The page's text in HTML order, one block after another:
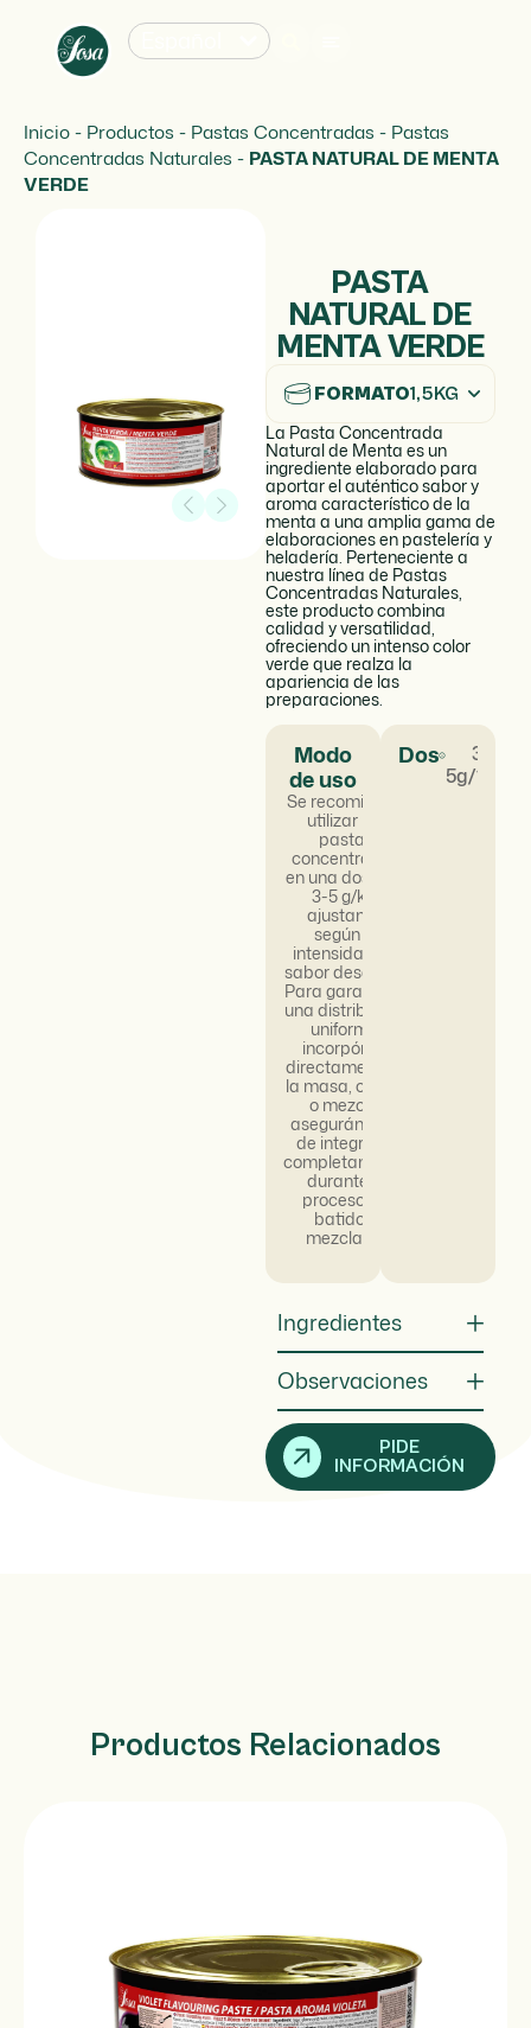
Inicio- Productos - Pastas Concentradas - Pastas
Concentradas Naturales - PASTA NATURAL DE MENTA
VERDE
PASTA
NATURAL DE
MENTA VERDE
FORMATO1,5KG
La Pasta Concentrada
Natural de Menta es un
ingrediente elaborado para
aportar el auténtico sabor y
aroma característico de la
menta a una amplia gama de
elaboraciones en pastelería y
heladería. Perteneciente a
nuestra línea de Pastas
Concentradas Naturales,
este producto combina
calidad y versatilidad,
ofreciendo un intenso color
verde que realza la
apariencia de las
preparaciones.
Modo
de uso
Se recomienda
utilizar las
pastas
concentradas
en una dosis de
3-5 g/kg,
ajustando
según la
intensidad de
sabor deseada.
Para garantizar
una distribución
uniforme,
incorpórela
directamente a
la masa, crema
o mezcla,
asegurándose
de integrarla
completamente
durante el
proceso de
batido o
mezclado.
Dosificación
3 -
5g/100g
Ingredientes
Observaciones
PIDE
INFORMACIÓN
Productos Relacionados